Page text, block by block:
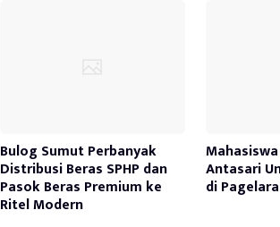
Bulog Sumut Perbanyak
Distribusi Beras SPHP dan
Pasok Beras Premium ke
Ritel Modern
Antasari
di